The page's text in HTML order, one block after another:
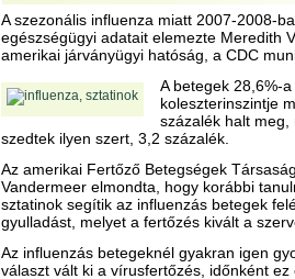
A szezonális influenza miatt 2007-2008-
egészségügyi adatait elemezte Meredith
amerikai járványügyi hatóság, a CDC
A betegek 28,6%-
koleszterinszintje
százalék halt
szedtek ilyen szert, 3,2 százalék.
Az amerikai Fertőző Betegségek
Vandermeer elmondta, hogy korábbi
sztatinok segítik az influenzás betegek
gyulladást, melyet a fertőzés kivált a
Az influenzás betegeknél gyakran igen
választ vált ki a vírusfertőzés, időnként